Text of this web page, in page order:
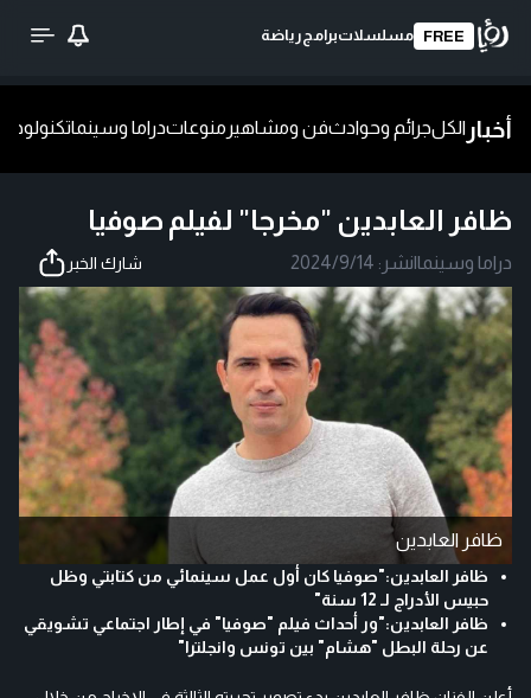
FREE مسلسلاتبرامج رياضة
أخبار الكلجرائم وحوادثفن ومشاهير منوعاتدراما وسينماتكنولوجيا
ظافر العابدين "مخرجا" لفيلم صوفيا
دراما وسينما|نشر: 2024/9/14 شارك الخبر
ظافر العابدين
ظافر العابدين:"صوفيا كان أول عمل سينمائي من كتابتي وظل
حبيس الأدراج لـ 12 سنة"
ظافر العابدين:"ور أحداث فيلم "صوفيا" في إطار اجتماعي تشويقي
عن رحلة البطل "هشام" بين تونس وانجلترا"